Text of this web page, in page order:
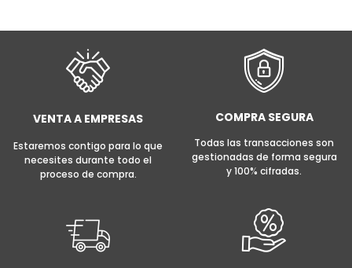
VENTA A EMPRESAS
Estaremos contigo para lo que
necesites durante todo el
proceso de compra.
COMPRA SEGURA
Todas las transacciones son
gestionadas de forma segura
y 100% cifradas.